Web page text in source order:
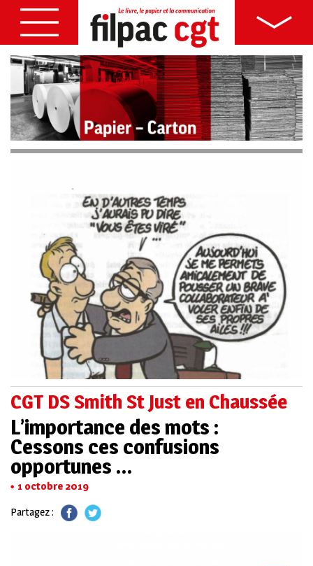
CGT DS Smith St Just en Chaussée
L’importance des mots :
Cessons ces confusions
opportunes …
1 octobre 2019
Partagez :